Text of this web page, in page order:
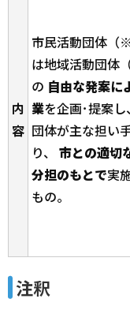
内
容
市民活動団体（
は地域活動団体
の 自由な発案に
業を企画･提案し、
団体が主な担い
り、 市との適切
分担のもとで実
もの。
注釈